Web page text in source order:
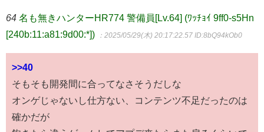
64 名も無きハンターHR774 警備員[Lv.64] (ﾜｯﾁｮｲ 9ff0-s5Hn
[240b:11:a81:9d00:*])
：2025/05/29(木) 20:17:22.57 ID:8bQ94kOb0
>>40
そもそも開発間に合ってなさそうだしな
オンゲじゃないし仕方ない、コンテンツ不足だったのは
確かだが